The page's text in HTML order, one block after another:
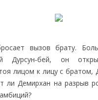
вызов брату.
Дурсун‑бей, он
лицом к лицу с братом,
ли Демирхан на разрыв